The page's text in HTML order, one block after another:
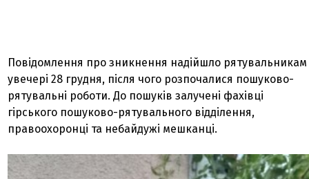
Повідомлення про зникнення надійшло рятувальникам
увечері 28 грудня, після чого розпочалися пошуково-
рятувальні роботи. До пошуків залучені фахівці
гірського пошуково-рятувального відділення,
правоохоронці та небайдужі мешканці.